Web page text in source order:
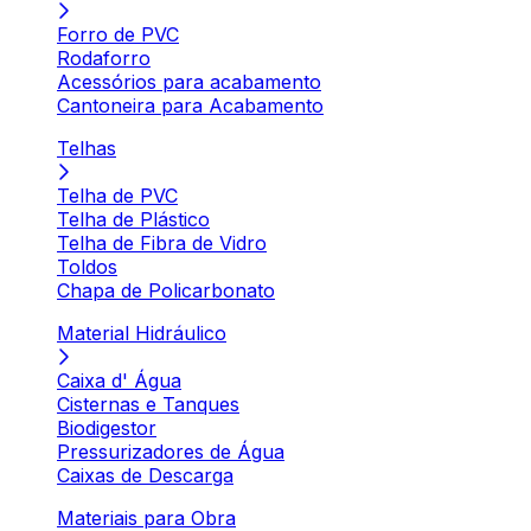
Forro de PVC
Rodaforro
Acessórios para acabamento
Cantoneira para Acabamento
Telhas
Telha de PVC
Telha de Plástico
Telha de Fibra de Vidro
Toldos
Chapa de Policarbonato
Material Hidráulico
Caixa d' Água
Cisternas e Tanques
Biodigestor
Pressurizadores de Água
Caixas de Descarga
Materiais para Obra